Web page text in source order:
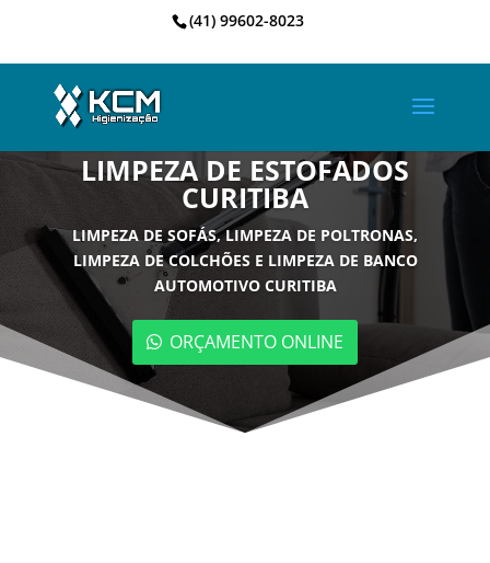
(41) 99602-8023
LIMPEZA DE ESTOFADOS
CURITIBA
LIMPEZA DE SOFÁS, LIMPEZA DE POLTRONAS,
LIMPEZA DE COLCHÕES E LIMPEZA DE BANCO
AUTOMOTIVO CURITIBA
ORÇAMENTO ONLINE